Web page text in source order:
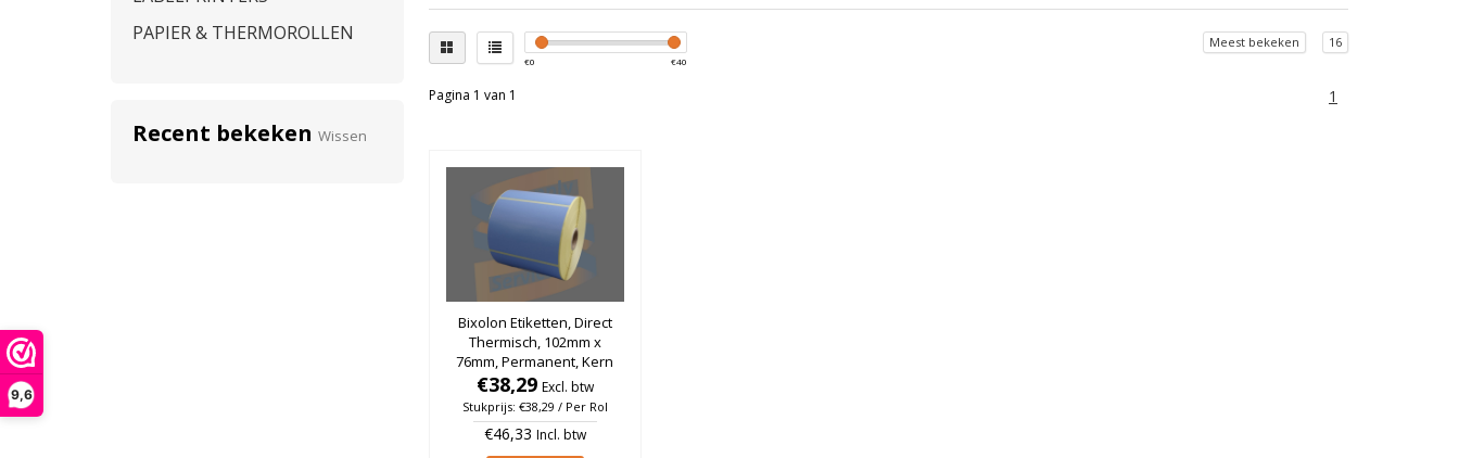
9,6
PAPIER & THERMOROLLEN
Recent bekeken Wissen
€0 €40
Meest bekeken 16
Pagina 1 van 1 1
Bixolon Etiketten, Direct
Thermisch, 102mm x
76mm, Permanent, Kern
25mm, Blauw, rol à 930
stuks
€38,29 Excl. btw
Stukprijs: €38,29 / Per Rol
€46,33 Incl. btw